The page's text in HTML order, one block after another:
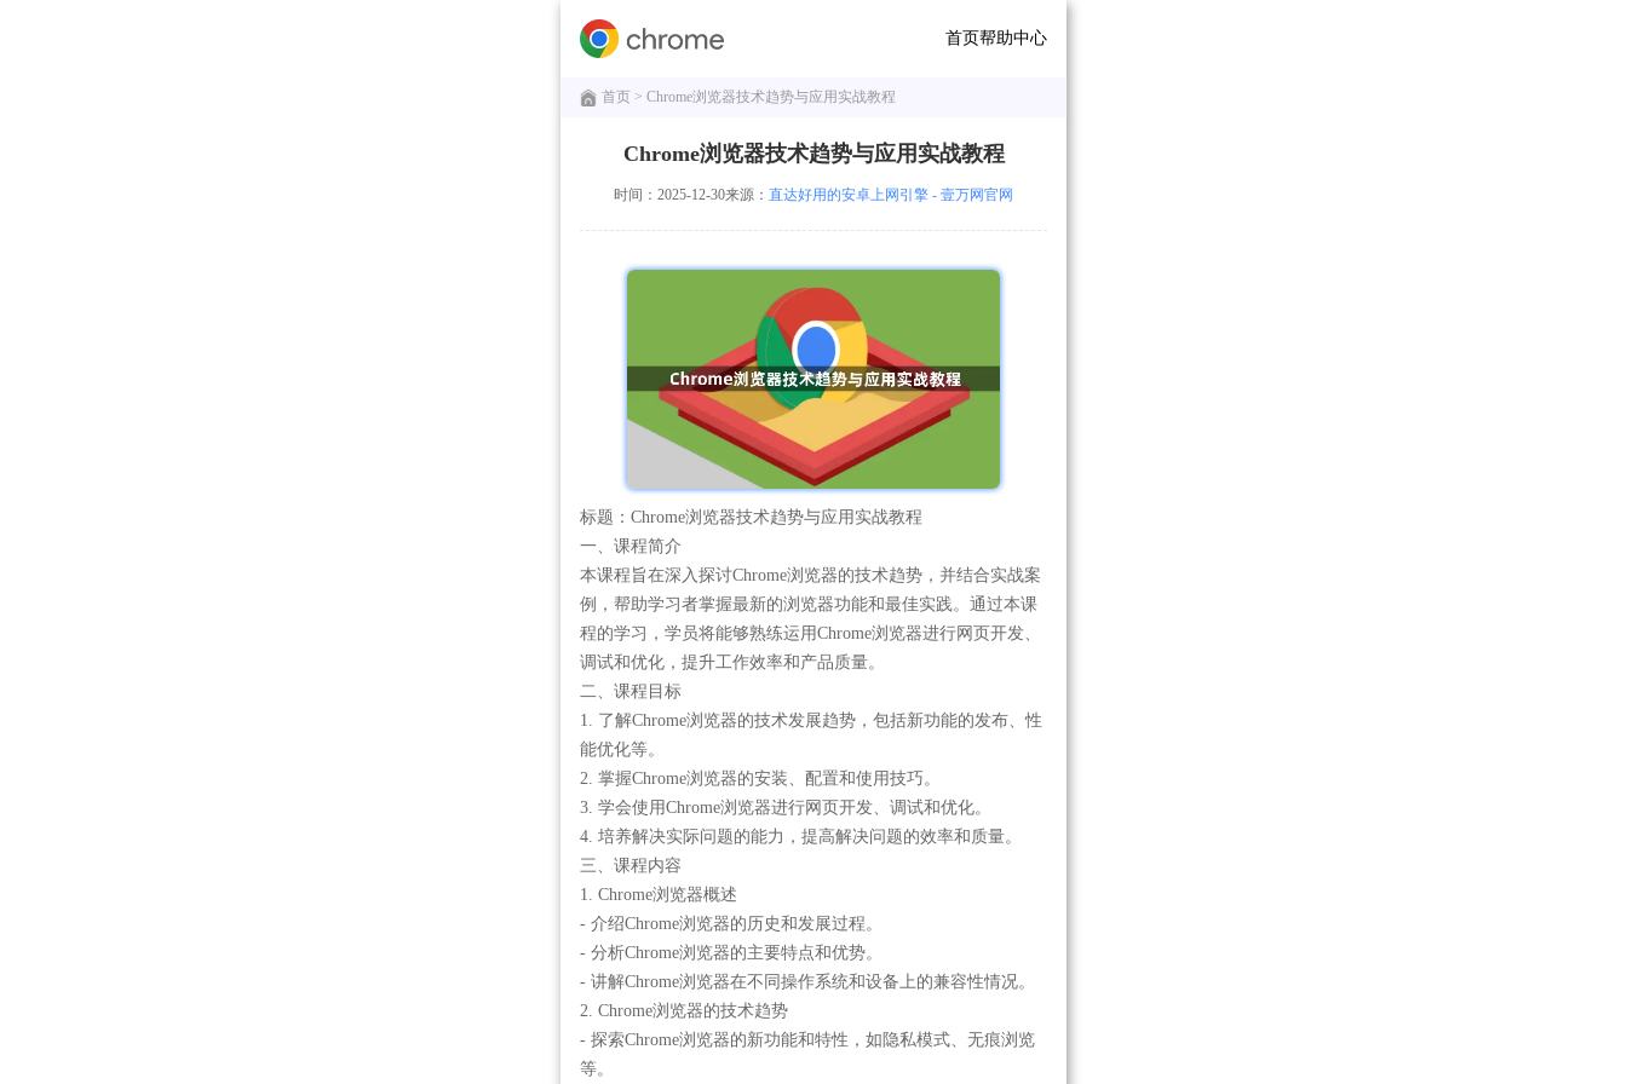
首页帮助中心
首页 > Chrome浏览器技术趋势与应用实战教程
Chrome浏览器技术趋势与应用实战教程
时间：2025-12-30来源： 直达好用的安卓上网引擎 - 壹万网官网
标题：Chrome浏览器技术趋势与应用实战教程
一、课程简介
本课程旨在深入探讨Chrome浏览器的技术趋势，并结合实战案
例，帮助学习者掌握最新的浏览器功能和最佳实践。通过本课
程的学习，学员将能够熟练运用Chrome浏览器进行网页开发、
调试和优化，提升工作效率和产品质量。
二、课程目标
1. 了解Chrome浏览器的技术发展趋势，包括新功能的发布、性
能优化等。
2. 掌握Chrome浏览器的安装、配置和使用技巧。
3. 学会使用Chrome浏览器进行网页开发、调试和优化。
4. 培养解决实际问题的能力，提高解决问题的效率和质量。
三、课程内容
1. Chrome浏览器概述
- 介绍Chrome浏览器的历史和发展过程。
- 分析Chrome浏览器的主要特点和优势。
- 讲解Chrome浏览器在不同操作系统和设备上的兼容性情况。
2. Chrome浏览器的技术趋势
- 探索Chrome浏览器的新功能和特性，如隐私模式、无痕浏览
等。